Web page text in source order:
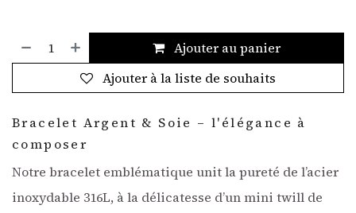
Ajouter au panier
Ajouter à la liste de souhaits
Bracelet Argent & Soie – l'élégance à
composer
Notre bracelet emblématique unit la pureté de l’acier
inoxydable 316L, à la délicatesse d’un mini twill de